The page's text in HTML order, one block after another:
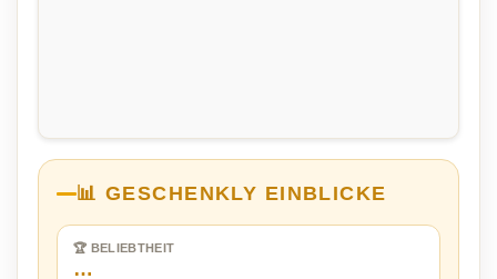
📊 GESCHENKLY EINBLICKE
🏆 BELIEBTHEIT
…